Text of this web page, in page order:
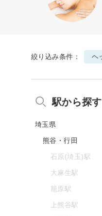
絞り込み条件： ヘ
駅から探す
埼玉県
熊谷・行田
石原(埼玉)駅
大麻生駅
籠原駅
上熊谷駅